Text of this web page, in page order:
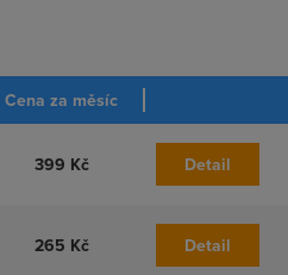
Cena za měsíc
399 Kč Detail
265 Kč Detail